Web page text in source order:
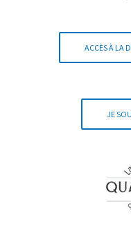
ACCÈS À LA
JE